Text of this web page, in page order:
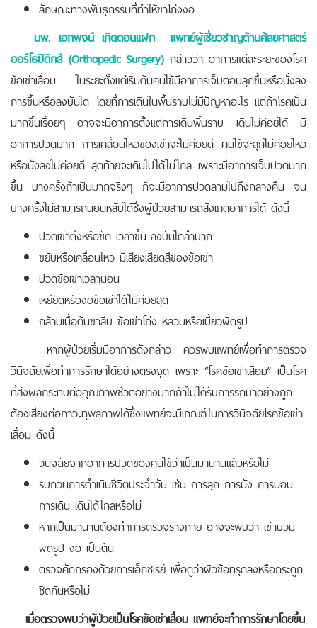
ลักษณะทางพันธุกรรมที่ทำให้ขาโก่งงอ
นพ. เอกพจน์ เกิดดอนแฝก แพทย์ผู้เชี่ยวชาญด้านศัลยศาสตร์
ออร์โธปิดิกส์ (Orthopedic Surgery)กล่าวว่า อาการแต่ละระยะของโรค
ข้อเข่าเสื่อม ในระยะตั้งแต่เริ่มต้นคนไข้มีอาการเจ็บตอนลุกขึ้นหรือนั่งลง
การขึ้นหรือลงบันได โดยที่การเดินในพื้นราบไม่มีปัญหาอะไร แต่ถ้าโรคเป็น
มากขึ้นเรื่อยๆ อาจจะมีอาการตั้งแต่การเดินพื้นราบ เดินไม่ค่อยได้ มี
อาการปวดมาก การเคลื่อนไหวของเข่าจะไม่ค่อยดี คนไข้จะลุกไม่ค่อยไหว
หรือนั่งลงไม่ค่อยดี สุดท้ายจะเดินไปได้ไม่ไกล เพราะมีอาการเจ็บปวดมาก
ขึ้น บางครั้งถ้าเป็นมากจริงๆ ก็จะมีอาการปวดลามไปถึงกลางคืน จน
บางครั้งไม่สามารถนอนหลับได้ซึ่งผู้ป่วยสามารถสังเกตอาการได้ ดังนี้
ปวดเข่าตึงหรือขัด เวลาขึ้น-ลงบันไดลำบาก
ขยับหรือเคลื่อนไหว มีเสียงเสียดสีของข้อเข่า
ปวดข้อเข่าเวลานอน
เหยียดหรืองอข้อเข่าได้ไม่ค่อยสุด
กล้ามเนื้อต้นขาลีบ ข้อเข่าโก่ง หลวมหรือเบี้ยวผิดรูป
หากผู้ป่วยเริ่มมีอาการดังกล่าว ควรพบแพทย์เพื่อทำการตรวจ
วินิจฉัยเพื่อทำการรักษาได้อย่างตรงจุด เพราะ “โรคข้อเข่าเสื่อม” เป็นโรค
ที่ส่งผลกระทบต่อคุณภาพชีวิตอย่างมากถ้าไม่ได้รับการรักษาอย่างถูก
ต้องเสี่ยงต่อภาวะทุพลภาพได้ซึ่งแพทย์จะมีเกณฑ์ในการวินิจฉัยโรคข้อเข่า
เสื่อม ดังนี้
วินิจฉัยจากอาการปวดของคนไข้ว่าเป็นมานานแล้วหรือไม่
รบกวนการดำเนินชีวิตประจำวัน เช่น การลุก การนั่ง การนอน
การเดิน เดินได้ไกลหรือไม่
หากเป็นมานานต้องทำการตรวจร่างกาย อาจจะพบว่า เข่าบวม
ผิดรูป งอ เป็นต้น
ตรวจคัดกรองด้วยการเอ็กซเรย์ เพื่อดูว่าผิวข้อทรุดลงหรือกระดูก
ชิดกันหรือไม่
เมื่อตรวจพบว่าผู้ป่วยเป็นโรคข้อเข่าเสื่อม แพทย์จะทำการรักษาโดยขึ้น